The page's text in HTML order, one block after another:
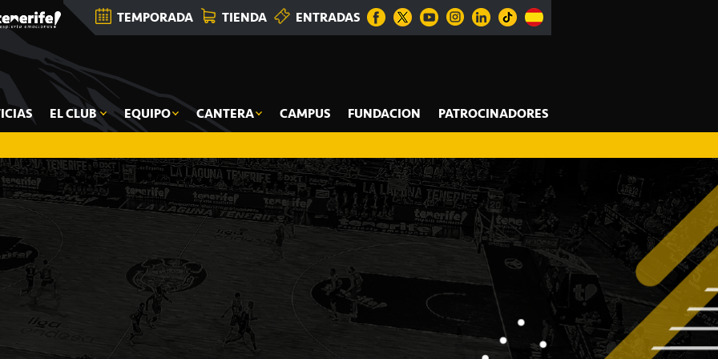
TEMPORADA TIENDA ENTRADAS
EL CLUB EQUIPO CANTERA CAMPUS FUNDACION PATROCINADORES